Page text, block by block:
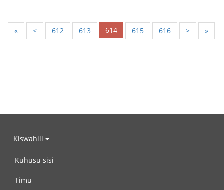
« < 612 613 614 615 616 > »
Kiswahili
Kuhusu sisi
Timu